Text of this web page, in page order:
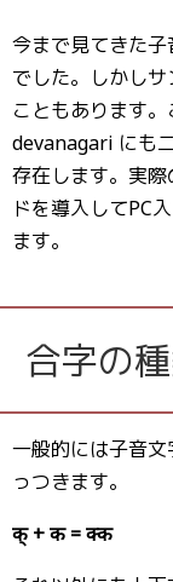
今まで見てきた
でした。しかし
こともあります
devanagari にも
存在します。実
ドを導入してPC
ます。
合字の
一般的には子音
っつきます。
क् + क = क्क